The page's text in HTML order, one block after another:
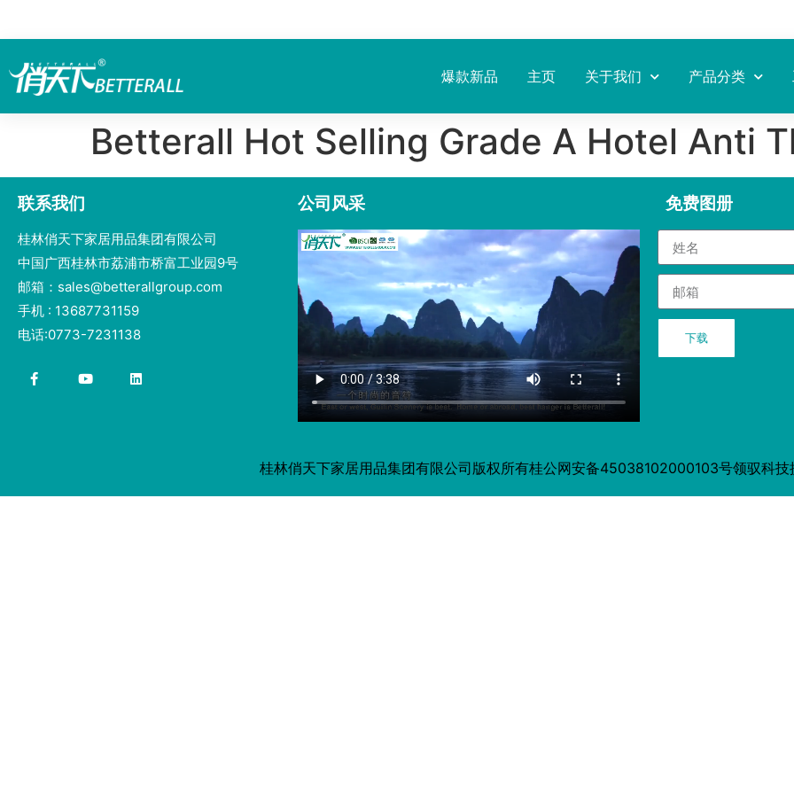
爆款新品 主页 关于我们 产品分类
Betterall Hot Selling Grade A Hotel Anti
联系我们
桂林俏天下家居用品集团有限公司
中国广西桂林市荔浦市桥富工业园9号
邮箱：sales@betterallgroup.com
手机 : 13687731159
电话:0773-7231138
公司风采 免费图册
下载
桂林俏天下家居用品集团有限公司版权所有桂公网安备45038102000103号领驭科技